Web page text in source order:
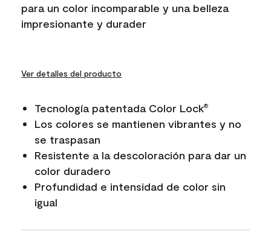
para un color incomparable y una belleza
impresionante y durader
Ver detalles del producto
Tecnología patentada Color Lock®
Los colores se mantienen vibrantes y no
se traspasan
Resistente a la descoloración para dar un
color duradero
Profundidad e intensidad de color sin
igual